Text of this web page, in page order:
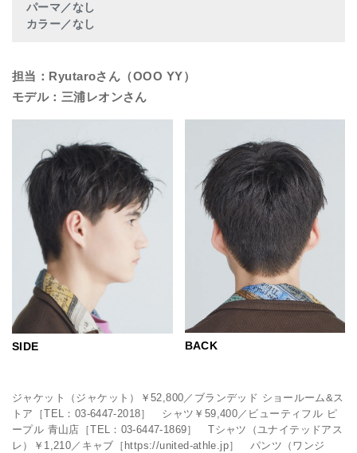
パーマ／なし
カラー／なし
担当：Ryutaroさん（OOO YY）
モデル：三浦レオンさん
SIDE BACK
ジャケット（ジャケット）￥52,800／ブランデッド ショールーム&ス
トア［TEL：03-6447-2018］ シャツ￥59,400／ビューティフル ピ
ープル 青山店［TEL：03-6447-1869］ Tシャツ（ユナイテッドアス
レ）￥1,210／キャブ［https://united-athle.jp］ パンツ（ワンジ